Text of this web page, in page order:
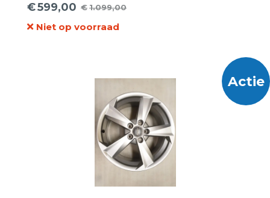
€1.099,00
Oorspronkelijke
prijs
€599,00
Huidige
prijs
Niet op voorraad
Actie